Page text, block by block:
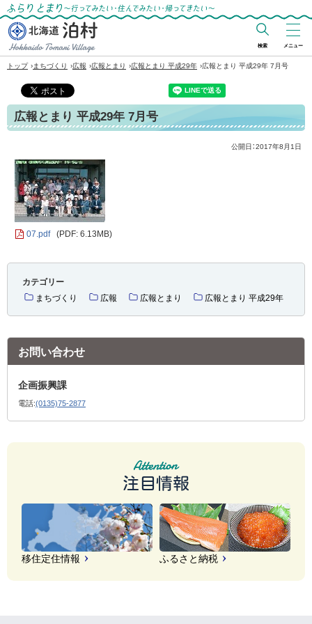
ふらりとまり～行ってみたい・住んでみた
い・帰ってきたい～
北海道 泊村
Village
検索 メニュー
トップ ›まちづくり ›広報 ›広報とまり ›広報とまり 平成29年 ›広報とまり 平成29年 7月号
広報とまり 平成29年 7月号
公開日：2017年8月1日
07.pdf (PDF: 6.13MB)
カテゴリー
まちづくり
広報 広報とまり 広報とまり 平成29年
お問い合わせ
企画振興課
電話:(0135)75-2877
注目情報
移住定住情報 ふるさと納税